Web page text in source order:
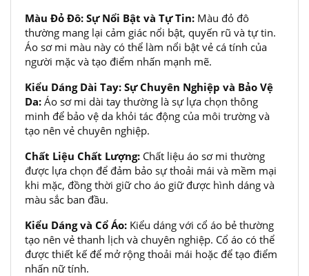
Màu Đỏ Đô: Sự Nổi Bật và Tự Tin: Màu đỏ đô
thường mang lại cảm giác nổi bật, quyến rũ và tự tin.
Áo sơ mi màu này có thể làm nổi bật vẻ cá tính của
người mặc và tạo điểm nhấn mạnh mẽ.
Kiểu Dáng Dài Tay: Sự Chuyên Nghiệp và Bảo Vệ
Da: Áo sơ mi dài tay thường là sự lựa chọn thông
minh để bảo vệ da khỏi tác động của môi trường và
tạo nên vẻ chuyên nghiệp.
Chất Liệu Chất Lượng: Chất liệu áo sơ mi thường
được lựa chọn để đảm bảo sự thoải mái và mềm mại
khi mặc, đồng thời giữ cho áo giữ được hình dáng và
màu sắc ban đầu.
Kiểu Dáng và Cổ Áo: Kiểu dáng với cổ áo bẻ thường
tạo nên vẻ thanh lịch và chuyên nghiệp. Cổ áo có thể
được thiết kế để mở rộng thoải mái hoặc để tạo điểm
nhấn nữ tính.